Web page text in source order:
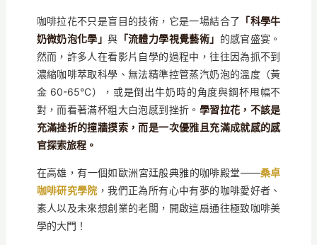
咖啡拉花不只是盲目的技術，它是一場結合了 「科學牛
奶微奶泡化學」與 「流體力學視覺藝術」 的感官盛宴。
然而，許多人在看影片自學的過程中，往往因為抓不到
濃縮咖啡萃取科學、無法精準控管蒸汽奶泡的溫度（黃
金 60-65°C），或是倒出牛奶時的角度與鋼杯甩幅不
對，而看著滿杯粗大白泡感到挫折。 學習拉花，不該是
充滿挫折的撞牆摸索，而是一次優雅且充滿成就感的感
官探索旅程。
在高雄，有一個如歐洲宮廷般典雅的咖啡殿堂——桑卓
咖啡研究學院 ，我們正為所有心中有夢的咖啡愛好者、
素人以及未來想創業的老闆，開啟這扇通往極致咖啡美
學的大門！